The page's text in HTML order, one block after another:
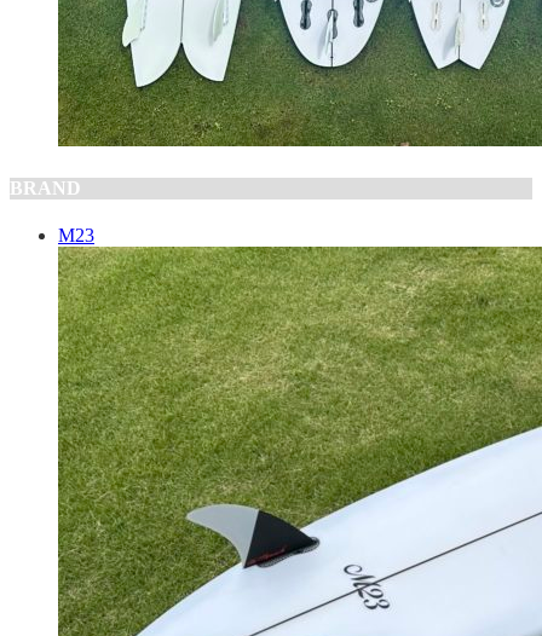
BRAND
M23